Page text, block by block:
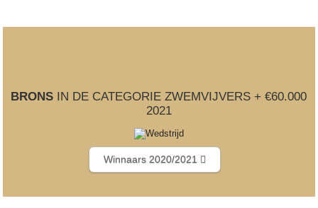
BRONS IN DE CATEGORIE ZWEMVIJVERS + €60.000
2021
Winnaars 2020/2021